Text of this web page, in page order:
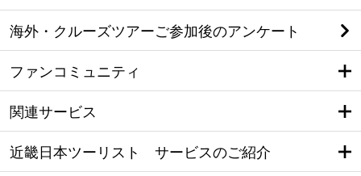
海外・クルーズツアーご参加後のアンケート
ファンコミュニティ
関連サービス
近畿日本ツーリスト サービスのご紹介